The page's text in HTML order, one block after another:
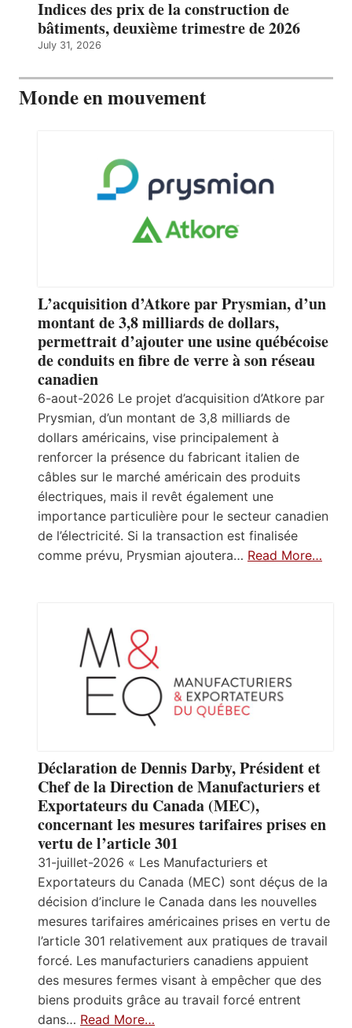
Indices des prix de la construction de
bâtiments, deuxième trimestre de 2026
July 31, 2026
Monde en mouvement
L’acquisition d’Atkore par Prysmian, d’un
montant de 3,8 milliards de dollars,
permettrait d’ajouter une usine québécoise
de conduits en fibre de verre à son réseau
canadien
6-aout-2026 Le projet d’acquisition d’Atkore par
Prysmian, d’un montant de 3,8 milliards de
dollars américains, vise principalement à
renforcer la présence du fabricant italien de
câbles sur le marché américain des produits
électriques, mais il revêt également une
importance particulière pour le secteur canadien
de l’électricité. Si la transaction est finalisée
comme prévu, Prysmian ajoutera… Read More…
Déclaration de Dennis Darby, Président et
Chef de la Direction de Manufacturiers et
Exportateurs du Canada (MEC),
concernant les mesures tarifaires prises en
vertu de l’article 301
31-juillet-2026 « Les Manufacturiers et
Exportateurs du Canada (MEC) sont déçus de la
décision d’inclure le Canada dans les nouvelles
mesures tarifaires américaines prises en vertu de
l’article 301 relativement aux pratiques de travail
forcé. Les manufacturiers canadiens appuient
des mesures fermes visant à empêcher que des
biens produits grâce au travail forcé entrent
dans… Read More…